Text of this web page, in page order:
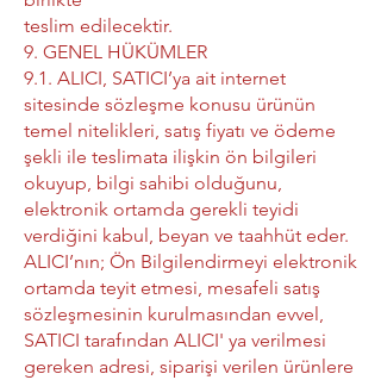
teslim edilecektir.
9. GENEL HÜKÜMLER
9.1. ALICI, SATICI’ya ait internet
sitesinde sözleşme konusu ürünün
temel nitelikleri, satış fiyatı ve ödeme
şekli ile teslimata ilişkin ön bilgileri
okuyup, bilgi sahibi olduğunu,
elektronik ortamda gerekli teyidi
verdiğini kabul, beyan ve taahhüt eder.
ALICI’nın; Ön Bilgilendirmeyi elektronik
ortamda teyit etmesi, mesafeli satış
sözleşmesinin kurulmasından evvel,
SATICI tarafından ALICI' ya verilmesi
gereken adresi, siparişi verilen ürünlere